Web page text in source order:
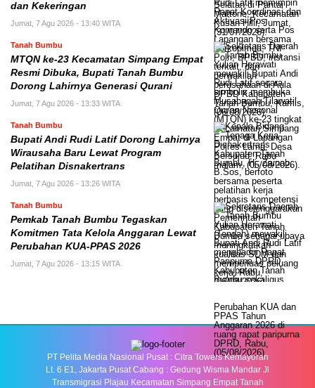
dan Kekeringan
Jumat, 7 Agu 2026 - 13:40 WITA
Tanah Bumbu
MTQN ke-23 Kecamatan Simpang Empat
Resmi Dibuka, Bupati Tanah Bumbu
Dorong Lahirnya Generasi Qurani
Jumat, 7 Agu 2026 - 13:33 WITA
Tanah Bumbu
Bupati Andi Rudi Latif Dorong Lahirnya
Wirausaha Baru Lewat Program
Pelatihan Disnakertrans
Jumat, 7 Agu 2026 - 13:26 WITA
Tanah Bumbu
Pemkab Tanah Bumbu Tegaskan
Komitmen Tata Kelola Anggaran Lewat
Perubahan KUA-PPAS 2026
Jumat, 7 Agu 2026 - 13:15 WITA
PT Pelita Media Nasional Pusat : Citra Towers Kemayoran
Lt. 6 E1, Jakarta Pusat Cabang : Gedung Wisma Mandar Jl
Transmigrasi Plajau Kecamatan Simpang Empat Tanah